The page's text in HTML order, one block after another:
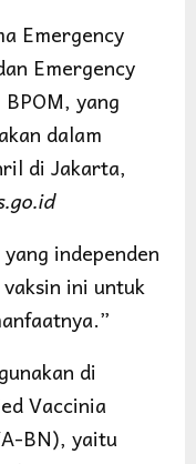
Emergency
Emergency
yang
dalam
di Jakarta,
independen
ini untuk
di
Vaccinia
BN), yaitu